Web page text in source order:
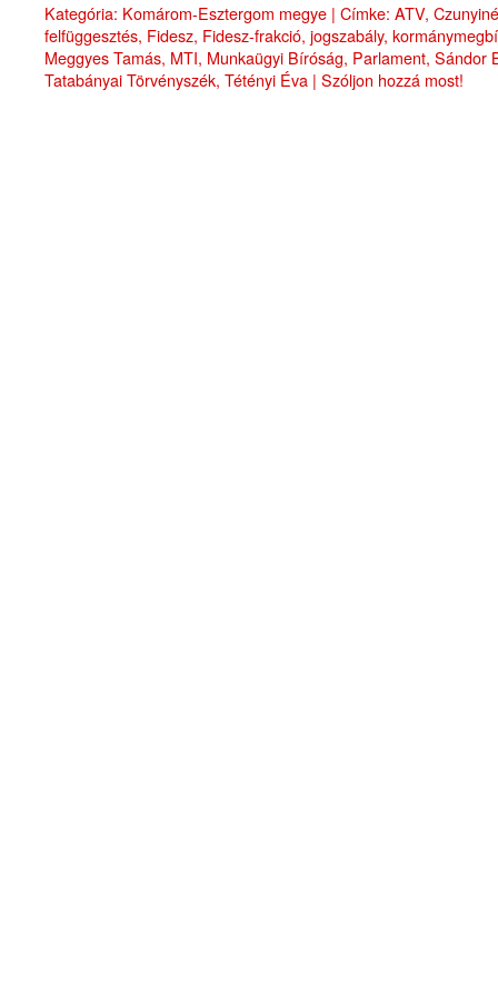
Kategória: Komárom-Esztergom megye | Címke: ATV,
felfüggesztés, Fidesz, Fidesz-frakció, jogszabály,
Meggyes Tamás, MTI, Munkaügyi Bíróság, Parlament, Sándor
Tatabányai Törvényszék, Tétényi Éva | Szóljon hozzá most!